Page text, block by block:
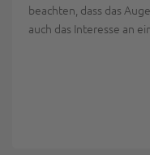
beachten, dass das
auch das Interesse an